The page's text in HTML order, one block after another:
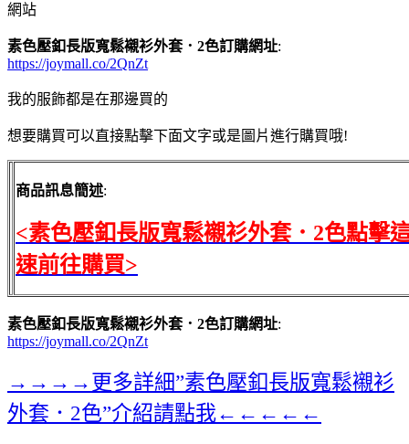
網站
素色壓釦長版寬鬆襯衫外套．2色訂購網址:
https://joymall.co/2QnZt
我的服飾都是在那邊買的
想要購買可以直接點擊下面文字或是圖片進行購買哦!
商品訊息簡述:
<素色壓釦長版寬鬆襯衫外套．2色點擊
速前往購買>
素色壓釦長版寬鬆襯衫外套．2色訂購網址:
https://joymall.co/2QnZt
→→→→更多詳細”素色壓釦長版寬鬆襯衫
外套．2色”介紹請點我←←←←←